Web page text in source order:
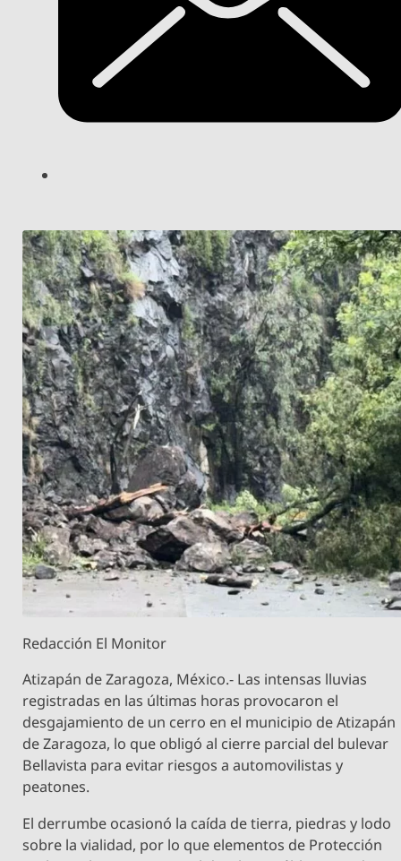
Redacción El Monitor
Atizapán de Zaragoza, México.- Las intensas lluvias
registradas en las últimas horas provocaron el
desgajamiento de un cerro en el municipio de Atizapán
de Zaragoza, lo que obligó al cierre parcial del bulevar
Bellavista para evitar riesgos a automovilistas y
peatones.
El derrumbe ocasionó la caída de tierra, piedras y lodo
sobre la vialidad, por lo que elementos de Protección